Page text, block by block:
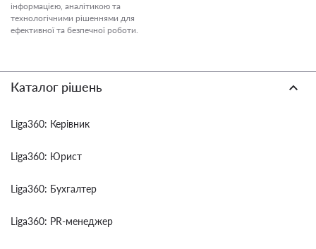
інформацією, аналітикою та
технологічними рішеннями для
ефективної та безпечної роботи.
Каталог рішень
Liga360: Керівник
Liga360: Юрист
Liga360: Бухгалтер
Liga360: PR-менеджер